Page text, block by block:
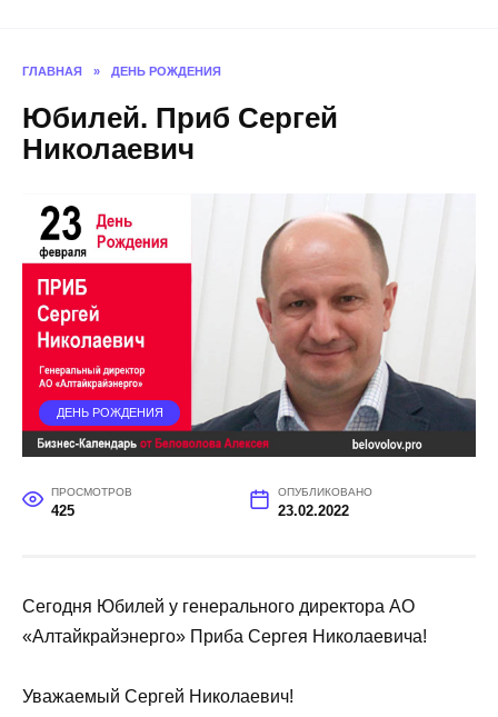
ГЛАВНАЯ » ДЕНЬ РОЖДЕНИЯ
Юбилей. Приб Сергей
Николаевич
ДЕНЬ РОЖДЕНИЯ
ПРОСМОТРОВ
425
ОПУБЛИКОВАНО
23.02.2022
Сегодня Юбилей у генерального директора АО
«Алтайкрайэнерго» Приба Сергея Николаевича!
Уважаемый Сергей Николаевич!